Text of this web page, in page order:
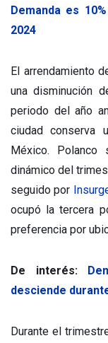
Demanda es
2024
El arrendamiento
una disminución
periodo del año
ciudad conserva
México.
dinámico del
seguido por
ocupó la tercera
preferencia por
De interés:
desciende
Durante el